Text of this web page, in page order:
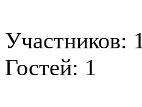
Участников:
Гостей: 1